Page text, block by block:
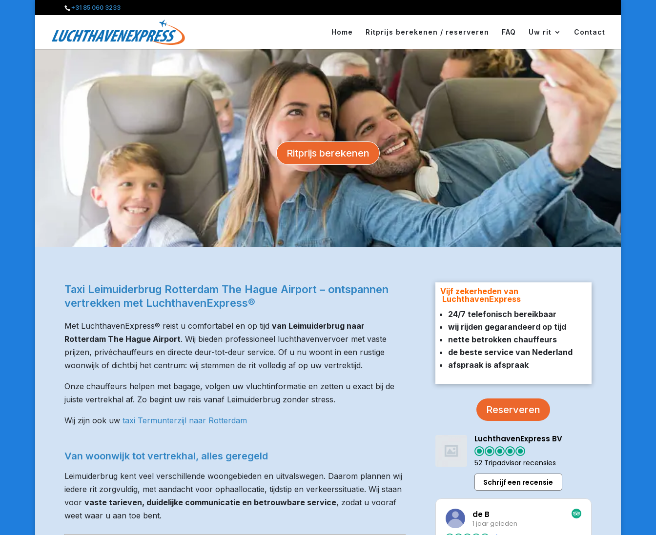
+31 85 060 3233
Home Ritprijs berekenen / reserveren FAQ Uw rit Contact
Ritprijs berekenen
Taxi Leimuiderbrug Rotterdam The Hague Airport – ontspannen
vertrekken met LuchthavenExpress®
Met LuchthavenExpress® reist u comfortabel en op tijd van Leimuiderbrug naar
Rotterdam The Hague Airport. Wij bieden professioneel luchthavenvervoer met vaste
prijzen, privéchauffeurs en directe deur-tot-deur service. Of u nu woont in een rustige
woonwijk of dichtbij het centrum: wij stemmen de rit volledig af op uw vertrektijd.
Onze chauffeurs helpen met bagage, volgen uw vluchtinformatie en zetten u exact bij de
juiste vertrekhal af. Zo begint uw reis vanaf Leimuiderbrug zonder stress.
Wij zijn ook uw taxi Termunterzijl naar Rotterdam
Van woonwijk tot vertrekhal, alles geregeld
Leimuiderbrug kent veel verschillende woongebieden en uitvalswegen. Daarom plannen wij
iedere rit zorgvuldig, met aandacht voor ophaallocatie, tijdstip en verkeerssituatie. Wij staan
voor vaste tarieven, duidelijke communicatie en betrouwbare service, zodat u vooraf
weet waar u aan toe bent.
Vijf zekerheden van
LuchthavenExpress
24/7 telefonisch bereikbaar
wij rijden gegarandeerd op tijd
nette betrokken chauffeurs
de beste service van Nederland
afspraak is afspraak
Reserveren
LuchthavenExpress BV
52 Tripadvisor recensies
Schrijf een recensie
de B
1 jaar geleden